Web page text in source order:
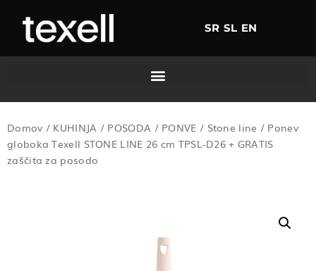
SR SL EN
Domov / KUHINJA / POSODA / PONVE / Stone line / Ponev
globoka Texell STONE LINE 26 cm TPSL-D26 + GRATIS
zaščita za posodo